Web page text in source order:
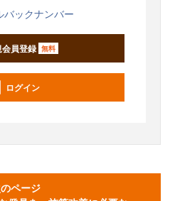
バックナンバー
会員登録 無料
ログイン
ページ